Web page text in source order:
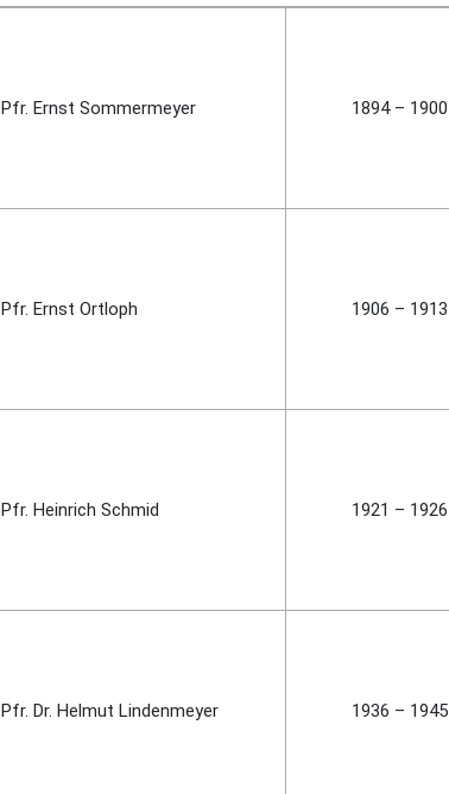
Pfr. Ernst Som­mer­meyer 1894 – 1900
Pfr. Ernst Ort­loph 1906 – 1913
Pfr. Heinrich Schmid 1921 – 1926
Pfr. Dr. Helmut Linden­meyer 1936 – 1945